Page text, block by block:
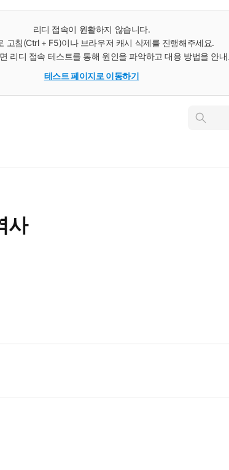
리디 접속이 원활하지 않습니다.
고침(Ctrl + F5)이나 브라우저 캐시 삭제를 진행해주세요.
리디 접속 테스트를 통해 원인을 파악하고 대응 방법을 안
테스트 페이지로 이동하기
인
사